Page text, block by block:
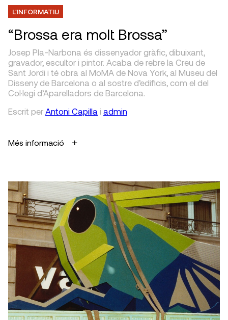
L'INFORMATIU
“Brossa era molt Brossa”
Josep Pla-Narbona és dissenyador gràfic, dibuixant,
gravador, escultor i pintor. Acaba de rebre la Creu de
Sant Jordi i té obra al MoMA de Nova York, al Museu del
Disseny de Barcelona o al sostre d’edificis, com el del
Col·legi d’Aparelladors de Barcelona.
Escrit per Antoni Capilla i admin
Més informació